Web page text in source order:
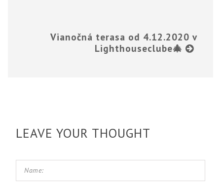
Vianočná terasa od 4.12.2020 v
Lighthouseclube🎄
LEAVE YOUR THOUGHT